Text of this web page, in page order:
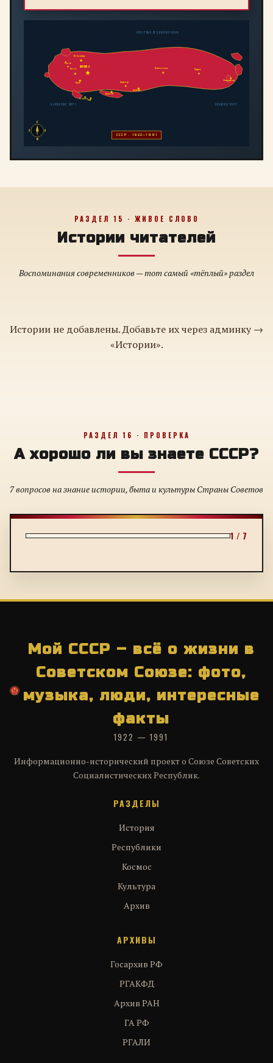
МОСКВА
Ленинград
Киев
Минск
Ташкент
Алма-Ата
Байконур
Новосибирск Иркутск
Владивосток
ТбилисиБаку
Рига
С
Ю
З
В
СССР · 1922—1991
БАЛТИЙСКОЕ МОРЕ
СЕВЕРНЫЙ ЛЕДОВИТЫЙ ОКЕАН
ЯПОНСКОЕ МОРЕ
РАЗДЕЛ 15 · ЖИВОЕ СЛОВО
Истории читателей
Воспоминания современников — тот самый «тёплый» раздел
Истории не добавлены. Добавьте их через админку →
«Истории».
РАЗДЕЛ 16 · ПРОВЕРКА
А хорошо ли вы знаете СССР?
7 вопросов на знание истории, быта и культуры Страны Советов
1 / 7
Мой СССР – всё о жизни в
Советском Союзе: фото,
музыка, люди, интересные
факты
1922 — 1991
Информационно-исторический проект о Союзе Советских
Социалистических Республик.
РАЗДЕЛЫ
История
Республики
Космос
Культура
Архив
АРХИВЫ
Госархив РФ
РГАКФД
Архив РАН
ГА РФ
РГАЛИ